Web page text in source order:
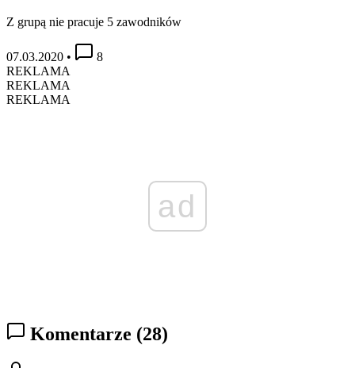
Z grupą nie pracuje 5 zawodników
07.03.2020 •
8
REKLAMA
REKLAMA
REKLAMA
ad
Komentarze (28)